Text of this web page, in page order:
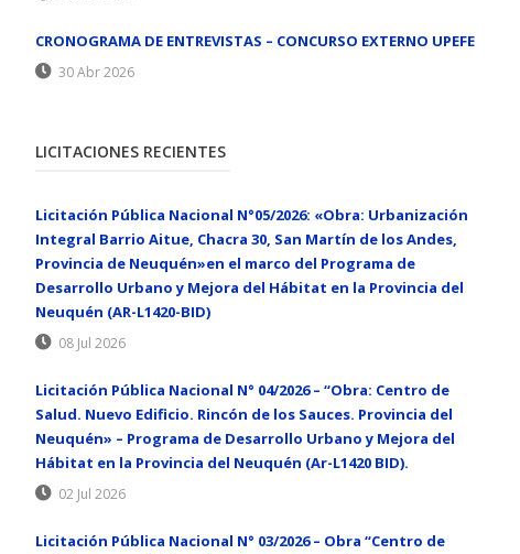
CRONOGRAMA DE ENTREVISTAS – CONCURSO EXTERNO UPEFE
30 Abr 2026
LICITACIONES RECIENTES
Licitación Pública Nacional N°05/2026: «Obra: Urbanización
Integral Barrio Aitue, Chacra 30, San Martín de los Andes,
Provincia de Neuquén»en el marco del Programa de
Desarrollo Urbano y Mejora del Hábitat en la Provincia del
Neuquén (AR-L1420-BID)
08 Jul 2026
Licitación Pública Nacional N° 04/2026 – “Obra: Centro de
Salud. Nuevo Edificio. Rincón de los Sauces. Provincia del
Neuquén» – Programa de Desarrollo Urbano y Mejora del
Hábitat en la Provincia del Neuquén (Ar-L1420 BID).
02 Jul 2026
Licitación Pública Nacional N° 03/2026 – Obra “Centro de